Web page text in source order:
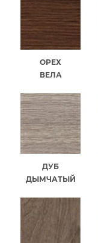
ОРЕХ
ВЕЛА
ДУБ
ДЫМЧАТЫЙ